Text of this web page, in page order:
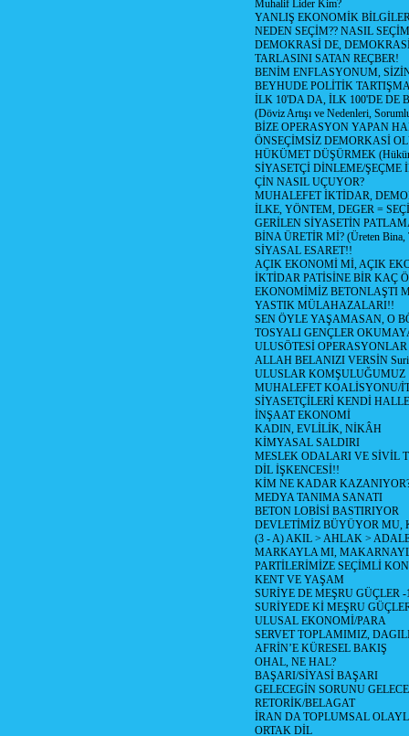
Muhalif Lider Kim?
YANLIŞ EKONOMİK
NEDEN SEÇİM?? NASIL
DEMOKRASİ DE,
TARLASINI SATAN REÇBER!
BENİM ENFLASYONUM,
BEYHUDE POLİTİK
İLK 10'DA DA, İLK 100'DE DE
(Döviz Artışı ve Nedenleri,
BİZE OPERASYON YAPAN
ÖNSEÇİMSİZ DEMORKASİ
HÜKÜMET DÜŞÜRMEK
SİYASETÇİ DİNLEME/ŞEÇME
ÇİN NASIL UÇUYOR?
MUHALEFET İKTİDAR,
İLKE, YÖNTEM, DEGER =
GERİLEN SİYASETİN
BİNA ÜRETİR Mİ? (Üreten Bina,
SİYASAL ESARET!!
AÇIK EKONOMİ Mİ, AÇIK
İKTİDAR PATİSİNE BİR KAÇ
EKONOMİMİZ BETONLAŞTI
YASTIK MÜLAHAZALARI!!
SEN ÖYLE YAŞAMASAN, O
TOSYALI GENÇLER
ULUSÖTESİ OPERASYONLAR
ALLAH BELANIZI VERSİN
ULUSLAR KOMŞULUĞUMUZ
MUHALEFET KOALİSYONU/
SİYASETÇİLERİ KENDİ
İNŞAAT EKONOMİ
KADIN, EVLİLİK, NİKÂH
KİMYASAL SALDIRI
MESLEK ODALARI VE SİVİL
DİL İŞKENCESİ!!
KİM NE KADAR
MEDYA TANIMA SANATI
BETON LOBİSİ BASTIRIYOR
DEVLETİMİZ BÜYÜYOR MU,
(3 - A) AKIL > AHLAK >
MARKAYLA MI,
PARTİLERİMİZE SEÇİMLİ
KENT VE YAŞAM
SURİYE DE MEŞRU GÜÇLER -
SURİYEDE Kİ MEŞRU
ULUSAL EKONOMİ/PARA
SERVET TOPLAMIMIZ,
AFRİN’E KÜRESEL BAKIŞ
OHAL, NE HAL?
BAŞARI/SİYASİ BAŞARI
GELECEGİN SORUNU
RETORİK/BELAGAT
İRAN DA TOPLUMSAL
ORTAK DİL